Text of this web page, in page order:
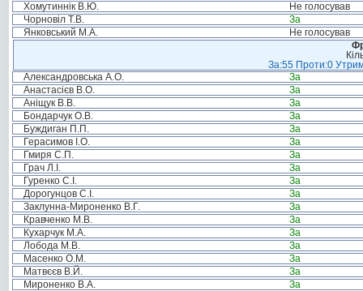
Хомутиннік В.Ю.
Не голосував
Чорновіл Т.В.
За
Янковський М.А.
Не голосував
За:55 Проти:0
Александровська А.О.
За
Анастасієв В.О.
За
Аніщук В.В.
За
Бондарчук О.В.
За
Буждиган П.П.
За
Герасимов І.О.
За
Гмиря С.П.
За
Грач Л.І.
За
Гуренко С.І.
За
Дорогунцов С.І.
За
Заклунна-Мироненко В.Г.
За
Кравченко М.В.
За
Кухарчук М.А.
За
Лобода М.В.
За
Масенко О.М.
За
Матвєєв В.Й.
За
Мироненко В.А.
За